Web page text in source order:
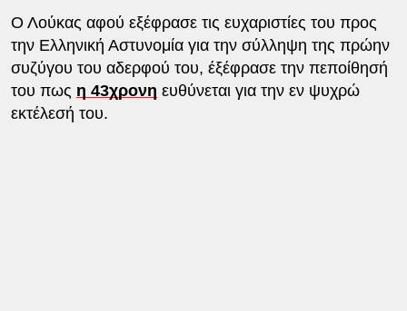
Ο Λούκας αφού εξέφρασε τις ευχαριστίες του προς
την Ελληνική Αστυνομία για την σύλληψη της πρώην
συζύγου του αδερφού του, έξέφρασε την πεποίθησή
του πως η 43χρονη ευθύνεται για την εν ψυχρώ
εκτέλεσή του.